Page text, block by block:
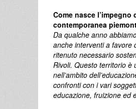
Come nasce l’impegno
contemporanea
Da qualche anno
anche interventi a favore
ritenuto necessario
Rivoli. Questo territorio è
nell’ambito
confronti con i vari
educazione, fruizione ed